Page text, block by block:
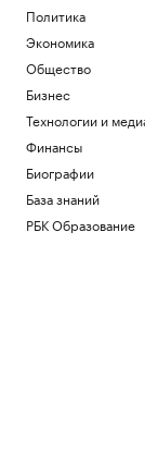
Политика
Экономика
Общество
Бизнес
Технологии и
Финансы
Биографии
База знаний
РБК Образование